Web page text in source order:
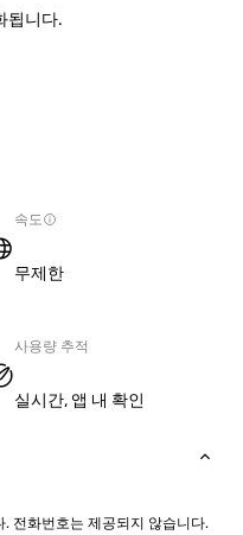
됩니다.
속도
무제한
사용량 추적
실시간, 앱 내 확인
전화번호는 제공되지 않습니다.